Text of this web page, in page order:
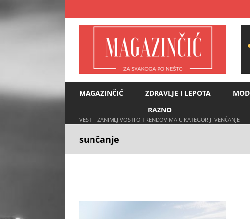
to
content
MAGAZINČIĆ ZDRAVLJE I LEPOTA
RAZNO
VESTI I ZANIMLJIVOSTI O TRENDOVIMA U KATEGORIJI VENČANJE
sunčanje